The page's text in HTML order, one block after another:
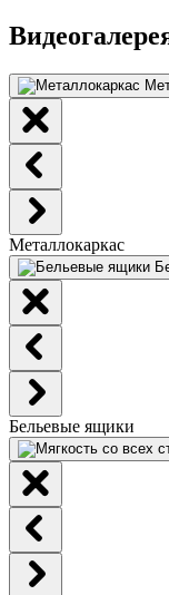
Металлокаркас
Бельевые ящики